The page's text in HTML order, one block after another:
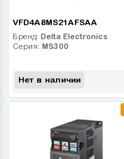
VFD4A8MS21AFSAA
Бренд: Delta Electronics
Серия: MS300
Нет в наличии